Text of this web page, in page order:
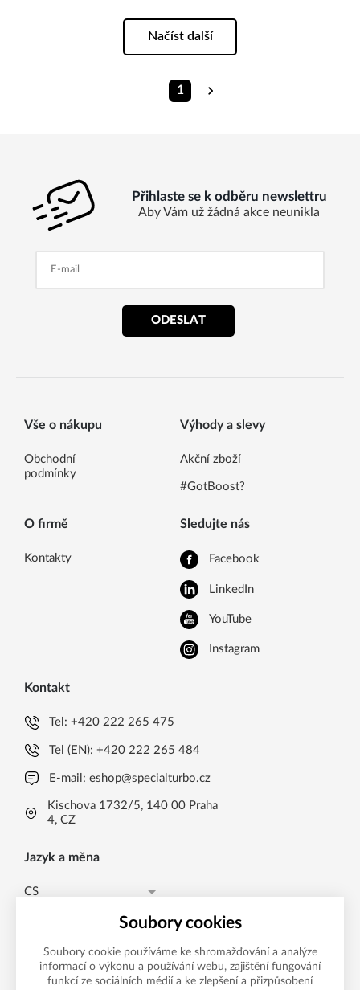
Načíst další
1
Přihlaste se k odběru newslettru
Aby Vám už žádná akce neunikla
ODESLAT
Vše o nákupu
Obchodní
podmínky
Výhody a slevy
Akční zboží
#GotBoost?
O firmě
Kontakty
Sledujte nás
Facebook
LinkedIn
YouTube
Instagram
Kontakt
Tel:+420 222 265 475
Tel (EN):+420 222 265 484
E-mail:eshop@specialturbo.cz
Kischova 1732/5, 140 00 Praha
4, CZ
Jazyk a měna
CS
EN
Česká koruna CZK (Kč)
Česká koruna CZK (Kč)
EUR (EUR)
Možnosti platby
Soubory cookies
Soubory cookie používáme ke shromažďování a analýze
informací o výkonu a používání webu, zajištění fungování
funkcí ze sociálních médií a ke zlepšení a přizpůsobení